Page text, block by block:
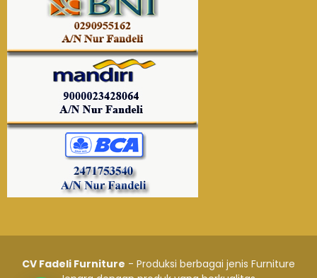
CV Fadeli Furniture - Produksi berbagai jenis Furniture